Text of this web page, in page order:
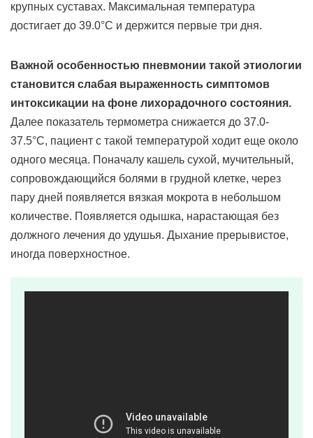
крупных суставах. Максимальная температура
достигает до 39.0°С и держится первые три дня.
Важной особенностью пневмонии такой этиологии
становится слабая выраженность симптомов
интоксикации на фоне лихорадочного состояния.
Далее показатель термометра снижается до 37.0-
37.5°С, пациент с такой температурой ходит еще около
одного месяца. Поначалу кашель сухой, мучительный,
сопровождающийся болями в грудной клетке, через
пару дней появляется вязкая мокрота в небольшом
количестве. Появляется одышка, нарастающая без
должного лечения до удушья. Дыхание прерывистое,
иногда поверхностное.